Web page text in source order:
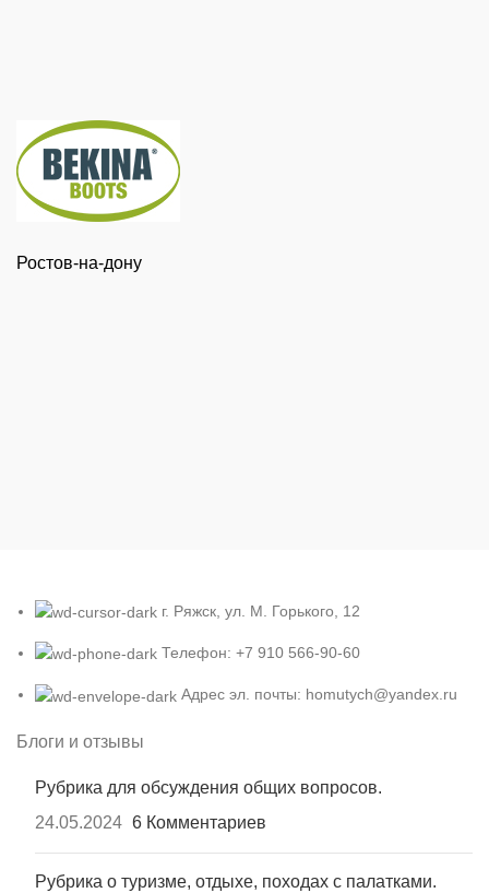
Ростов-на-дону
г. Ряжск, ул. М. Горького, 12
Телефон: +7 910 566-90-60
Адрес эл. почты: homutych@yandex.ru
Блоги и отзывы
Рубрика для обсуждения общих вопросов.
24.05.2024 6 Комментариев
Рубрика о туризме, отдыхе, походах с палатками.